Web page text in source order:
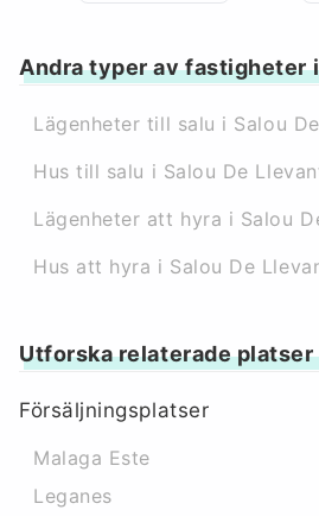
Andra typer av fastigheter
Lägenheter till salu i Salou
Hus till salu i Salou De
Lägenheter att hyra i Salou
Hus att hyra i Salou De
Utforska relaterade platser
Försäljningsplatser
Malaga Este
Leganes